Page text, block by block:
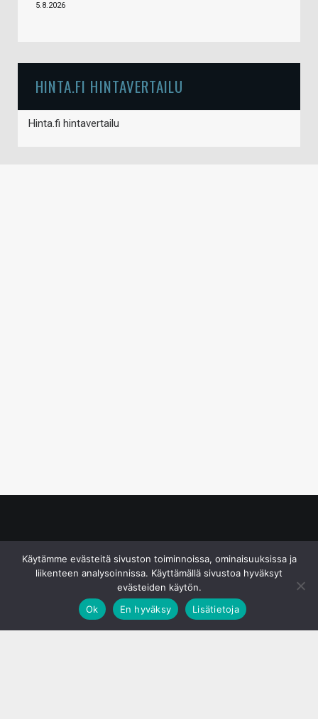
5.8.2026
HINTA.FI HINTAVERTAILU
Hinta.fi hintavertailu
Käytämme evästeitä sivuston toiminnoissa, ominaisuuksissa ja
liikenteen analysoinnissa. Käyttämällä sivustoa hyväksyt
evästeiden käytön.
Ok
En hyväksy Lisätietoja